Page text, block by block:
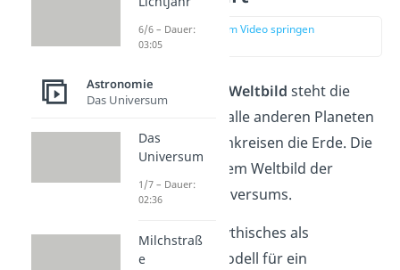
zur Stelle im Video springen
Imgeozentrischen Weltbild steht die
Erde stationär und alle anderen Planeten
sowie die Sterne umkreisen die Erde. Die
Erde ist also in diesem Weltbild der
Mittelpunkt des Universums.
Ein erstes, mehr mythisches als
mathematisches Modell für ein
6/6 – Dauer:
03:05
Astronomie
Das Universum
Das
Universum
1/7 – Dauer:
02:36
Milchstraß
e